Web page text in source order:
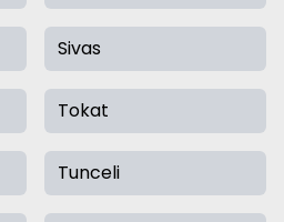
Sivas
Tokat
Tunceli